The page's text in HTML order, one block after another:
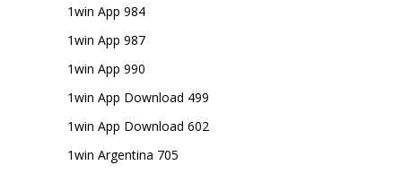
1win App 984
1win App 987
1win App 990
1win App Download 499
1win App Download 602
1win Argentina 705